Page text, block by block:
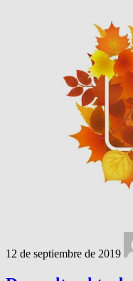
12 de septiembre de 2019